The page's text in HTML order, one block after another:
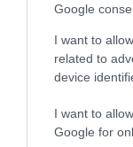
Google
I want to
related to
device
I want to
Google for